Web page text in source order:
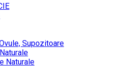
Supozitoare
Naturale